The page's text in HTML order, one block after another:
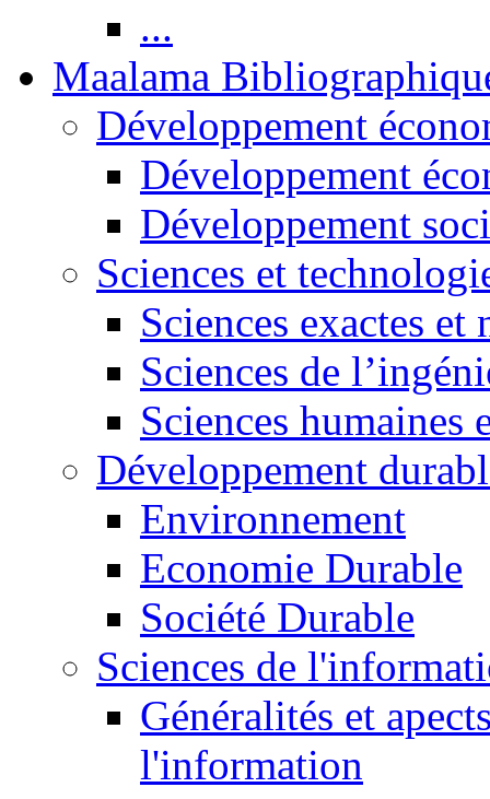
...
Maalama
Développement
Développement
Développement
Sciences et
Sciences exactes et
Sciences de
Sciences humaines
Développement
Environnement
Economie Durable
Société Durable
Sciences de
Généralités et
l'information